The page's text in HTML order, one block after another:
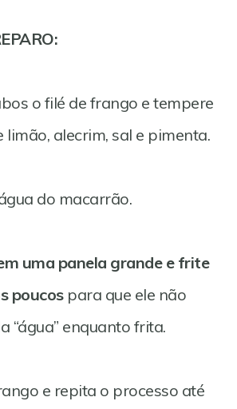
o filé de frango e tempere
limão, alecrim, sal e pimenta.
do macarrão.
uma panela grande e frite
poucospara que ele não
“água” enquanto frita.
e repita o processo até